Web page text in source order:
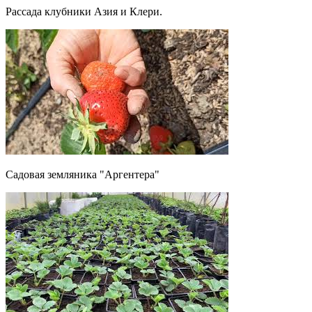
Рассада клубники Азия и Клери.
Садовая земляника "Аргентера"